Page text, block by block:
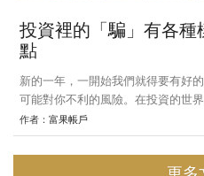
投資裡的「騙」有各
點
新的一年，一開始我們就得要有好
可能對你不利的風險。在投資的世
人：騙子。所以進入投資的世界，
當，一般來說，在投資界最常看到
公司經營層刻意欺瞞財報，掏空公
作者： 富果帳戶